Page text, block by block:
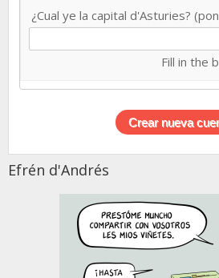
¿Cual ye la capital d'Asturies?
Fill in the
Efrén d'Andrés